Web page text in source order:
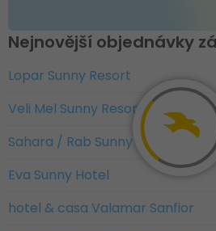
Nejnovější objednávky
Lopar Sunny Resort
Veli Mel Sunny Resort
Sahara / Rab Sunny Resort
Eva Sunny Hotel
hotel & casa Valamar Sanfior